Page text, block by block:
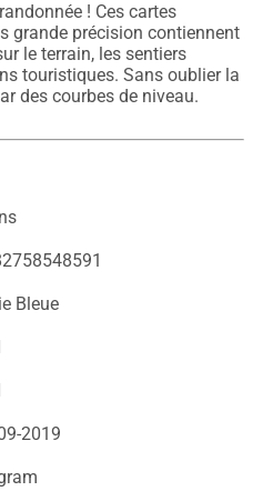
! Ces cartes
grande précision contiennent
le terrain, les sentiers
touristiques. Sans oublier la
des courbes de niveau.
Bleue
2019